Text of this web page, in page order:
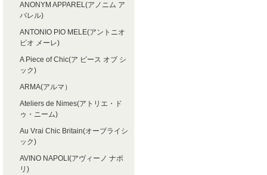
ANONYM APPAREL(アノニム ア
パレル)
ANTONIO PIO MELE(アントニオ
ピオ メーレ)
A Piece of Chic(ア ピース オブ シ
ック)
ARMA(アルマ）
Ateliers de Nimes(アトリエ・ド
ゥ・ニーム)
Au Vrai Chic Britain(オーブライシ
ック)
AVINO NAPOLI(アヴィーノ ナポ
リ)